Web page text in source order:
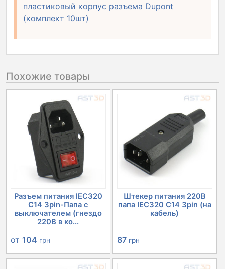
пластиковый корпус разъема Dupont
(комплект 10шт)
Похожие товары
Разъем питания IEC320
C14 3pin-Папа с
выключателем (гнездо
220В в ко...
от 104 грн
Штекер питания 220В
папа IEC320 C14 3pin (на
кабель)
87 грн